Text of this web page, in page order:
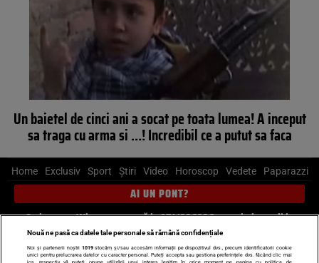
Un baietel de cinci ani a socat pe toata lumea! A inceput
sa traga cu arma si …! Incredibil ce a putut sa faca
Home Exclusiv Sport Știri Video Horoscop Vedete Paparazzi
AI UN PONT?
Scrie-ne pe Whatsapp, sună la 0741226226 sau trimite mail la
pont@cancan.ro
Nouă ne pasă ca datele tale personale să rămână confidențiale
Noi și partenerii noștri 1019stocăm și/sau accesăm informații pe dispozitivul dvs., precum identificatorii cookie
unici pentru prelucrarea datelor cu caracter personal. Puteți accepta sau gestiona preferințele dvs. făcând clic mai
jos, respectiv vă puteți opune utilizării unui interes legitim în orice moment pe pagina cu politica de